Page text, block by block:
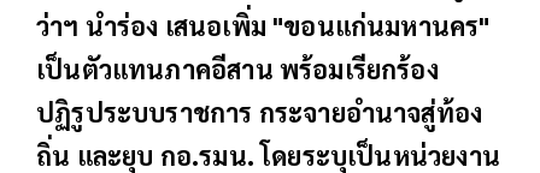
ว่าฯ นำร่อง เสนอเพิ่ม "ขอนแก่นมหานคร"
เป็นตัวแทนภาคอีสาน พร้อมเรียกร้อง
ปฏิรูประบบราชการ กระจายอำนาจสู่ท้อง
ถิ่น และยุบ กอ.รมน. โดยระบุเป็นหน่วยงาน